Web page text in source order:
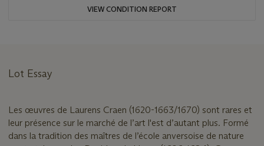
VIEW CONDITION REPORT
Lot Essay
Les œuvres de Laurens Craen (1620-1663/1670) sont rares et
leur présence sur le marché de l’art l'est d’autant plus. Formé
dans la tradition des maîtres de l’école anversoise de nature